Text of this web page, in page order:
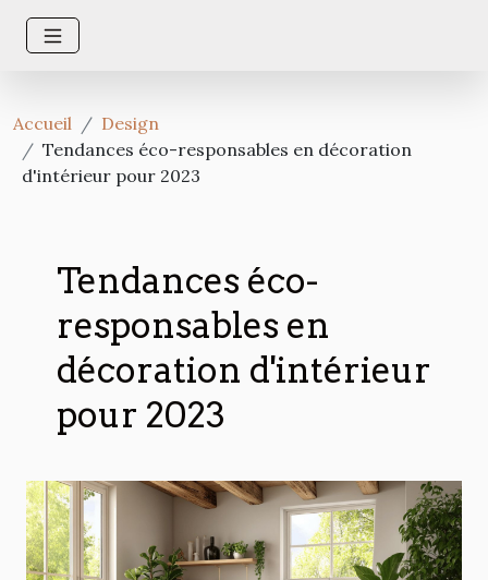
Accueil
Design
Tendances éco-responsables en décoration
d'intérieur pour 2023
Tendances éco-
responsables en
décoration d'intérieur
pour 2023